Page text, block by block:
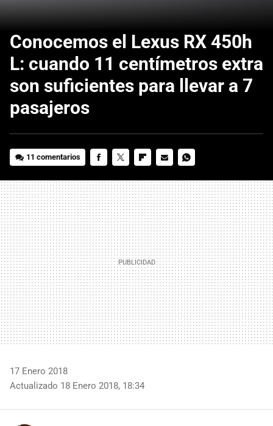
Conocemos el Lexus RX 450h
L: cuando 11 centímetros extra
son suficientes para llevar a 7
pasajeros
11 comentarios
MAIL
17 Enero 2018
Actualizado 18 Enero 2018, 18:34